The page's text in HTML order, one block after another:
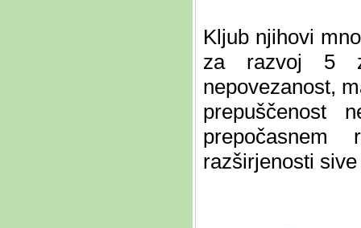
Kljub njihovi
za razvoj 5
nepovezanost,
prepuščenost
razširjenosti